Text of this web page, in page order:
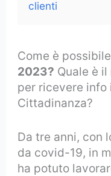
clienti
Come è
2023? Quale è il
per ricevere info
Cittadinanza?
Da tre anni, con
da covid-19, in
ha potuto